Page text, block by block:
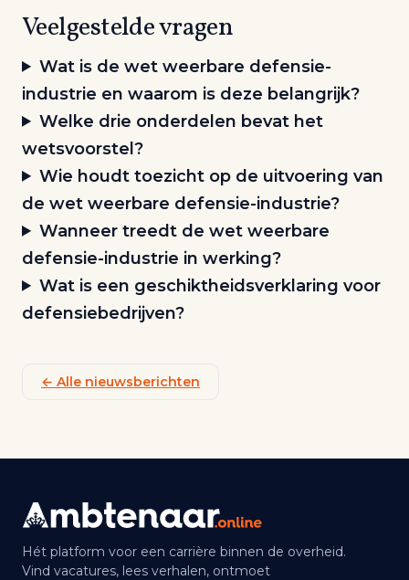
Veelgestelde vragen
Wat is de wet weerbare defensie-
industrie en waarom is deze belangrijk?
Welke drie onderdelen bevat het
wetsvoorstel?
Wie houdt toezicht op de uitvoering van
de wet weerbare defensie-industrie?
Wanneer treedt de wet weerbare
defensie-industrie in werking?
Wat is een geschiktheidsverklaring voor
defensiebedrijven?
← Alle nieuwsberichten
Hét platform voor een carrière binnen de overheid.
Vind vacatures, lees verhalen, ontmoet